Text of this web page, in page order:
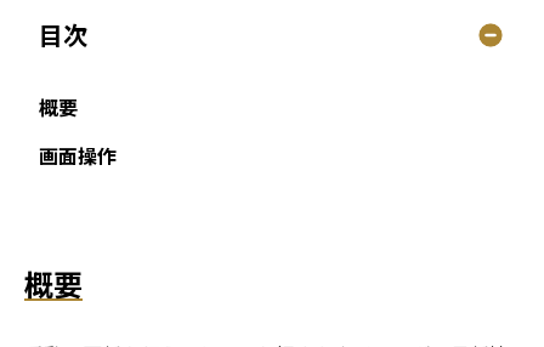
目次
概要
画面操作
概要